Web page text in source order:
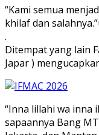
“Kami semua
khilaf dan
.
Ditempat yang lain
Japar )
“Inna lillahi wa inna
sapaannya Bang